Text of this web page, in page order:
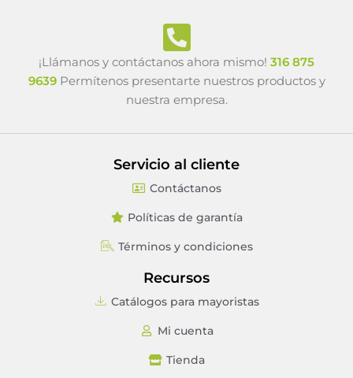
¡Llámanos y contáctanos ahora mismo! 316 875
9639Permítenos presentarte nuestros productos y
nuestra empresa.
Servicio al cliente
Contáctanos
Políticas de garantía
Términos y condiciones
Recursos
Catálogos para mayoristas
Mi cuenta
Tienda